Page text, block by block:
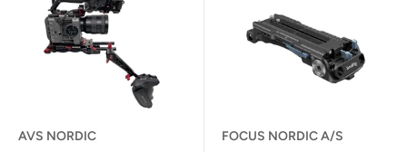
AVS NORDIC FOCUS NORDIC A/S